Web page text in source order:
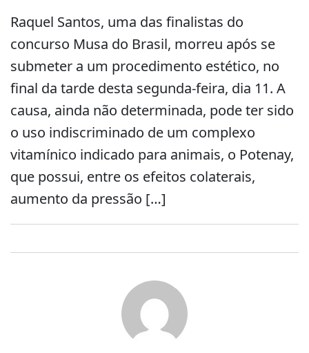
Raquel Santos, uma das finalistas do
concurso Musa do Brasil, morreu após se
submeter a um procedimento estético, no
final da tarde desta segunda-feira, dia 11. A
causa, ainda não determinada, pode ter sido
o uso indiscriminado de um complexo
vitamínico indicado para animais, o Potenay,
que possui, entre os efeitos colaterais,
aumento da pressão […]